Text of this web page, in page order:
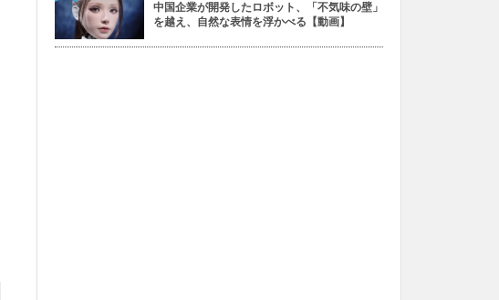
中国企業が開発したロボット、「不気味の壁」
を越え、自然な表情を浮かべる【動画】